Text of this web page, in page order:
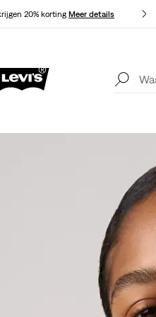
20% kortingMeer details
Meer details